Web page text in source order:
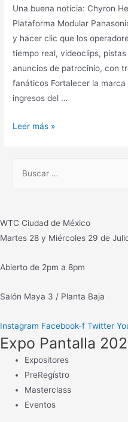
Una buena noticia: Chyron
Plataforma Modular
y hacer clic que los
tiempo real, videoclips,
anuncios de patrocinio, con
fanáticos Fortalecer la
ingresos del …
CLICK
ChyronHego
real
Leer más »
WTC Ciudad de México
Martes 28 y Miércoles 29 de
Abierto de 2pm a 8pm
Salón Maya 3 / Planta Baja
Instagram Facebook-f Twitter
Expo Pantalla
Expositores
PreRegístro
Masterclass
Eventos